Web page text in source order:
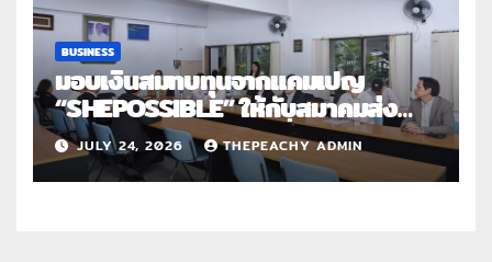
BUSINESS
มอบเงินสมทบทุนจากแคมเปญ
“SHEPOSSIBLE” ให้กับสมาคมส่ง
เสริมสถานภาพสตรีฯ เนื่องในวันสตรี
สากล 2569
JULY 24, 2026 THEPEACHY ADMIN